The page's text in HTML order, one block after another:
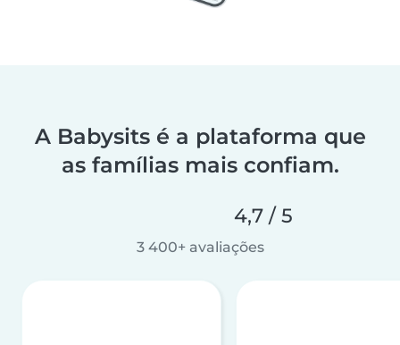
A Babysits é a plataforma que
as famílias mais confiam.
4,7 / 5
3 400+ avaliações